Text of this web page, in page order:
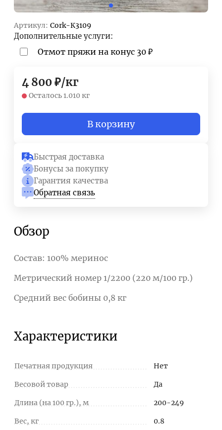
Артикул: Cork-К3109
Дополнительные услуги:
Отмот пряжи на конус 30 ₽
4 800 ₽/кг
Осталось 1.010 кг
В корзину
Быстрая доставка
Бонусы за покупку
Гарантия качества
Обратная связь
Обзор
Состав: 100% меринос
Метрический номер 1/2200 (220 м/100 гр.)
Средний вес бобины 0,8 кг
Характеристики
Печатная продукция Нет
Весовой товар Да
Длина (на 100 гр.), м 200-249
Вес, кг 0.8